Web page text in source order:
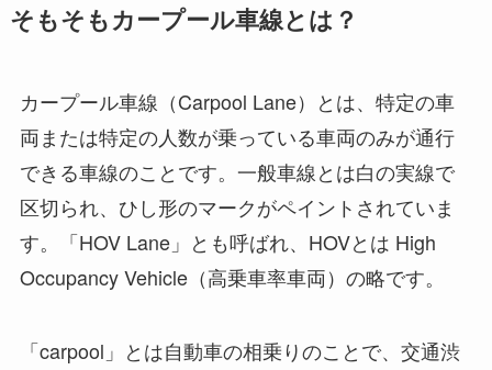
そもそもカープール車線とは？
カープール車線（Carpool Lane）とは、特定の車
両または特定の人数が乗っている車両のみが通行
できる車線のことです。一般車線とは白の実線で
区切られ、ひし形のマークがペイントされていま
す。「HOV Lane」とも呼ばれ、HOVとは High
Occupancy Vehicle（高乗車率車両）の略です。
「carpool」とは自動車の相乗りのことで、交通渋